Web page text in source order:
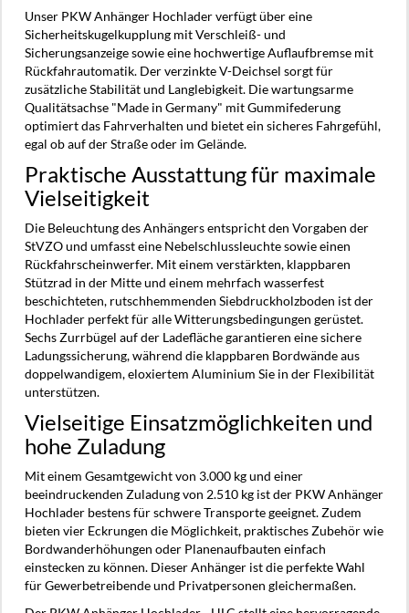
Unser PKW Anhänger Hochlader verfügt über eine
Sicherheitskugelkupplung mit Verschleiß- und
Sicherungsanzeige sowie eine hochwertige Auflaufbremse mit
Rückfahrautomatik. Der verzinkte V-Deichsel sorgt für
zusätzliche Stabilität und Langlebigkeit. Die wartungsarme
Qualitätsachse "Made in Germany" mit Gummifederung
optimiert das Fahrverhalten und bietet ein sicheres Fahrgefühl,
egal ob auf der Straße oder im Gelände.
Praktische Ausstattung für maximale
Vielseitigkeit
Die Beleuchtung des Anhängers entspricht den Vorgaben der
StVZO und umfasst eine Nebelschlussleuchte sowie einen
Rückfahrscheinwerfer. Mit einem verstärkten, klappbaren
Stützrad in der Mitte und einem mehrfach wasserfest
beschichteten, rutschhemmenden Siebdruckholzboden ist der
Hochlader perfekt für alle Witterungsbedingungen gerüstet.
Sechs Zurrbügel auf der Ladefläche garantieren eine sichere
Ladungssicherung, während die klappbaren Bordwände aus
doppelwandigem, eloxiertem Aluminium Sie in der Flexibilität
unterstützen.
Vielseitige Einsatzmöglichkeiten und
hohe Zuladung
Mit einem Gesamtgewicht von 3.000 kg und einer
beeindruckenden Zuladung von 2.510 kg ist der PKW Anhänger
Hochlader bestens für schwere Transporte geeignet. Zudem
bieten vier Eckrungen die Möglichkeit, praktisches Zubehör wie
Bordwanderhöhungen oder Planenaufbauten einfach
einstecken zu können. Dieser Anhänger ist die perfekte Wahl
für Gewerbetreibende und Privatpersonen gleichermaßen.